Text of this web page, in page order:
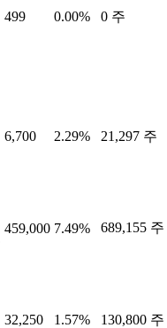
499 0.00% 0 주
6,700 2.29% 21,297 주
459,000 7.49% 689,155 주
32,250 1.57% 130,800 주